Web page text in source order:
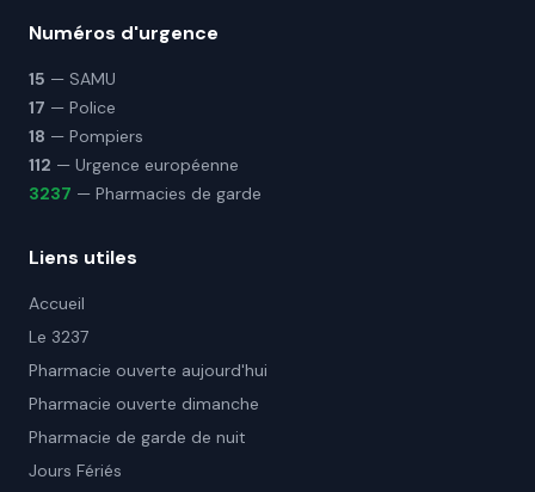
Numéros d'urgence
15 — SAMU
17 — Police
18 — Pompiers
112 — Urgence européenne
3237 — Pharmacies de garde
Liens utiles
Accueil
Le 3237
Pharmacie ouverte aujourd'hui
Pharmacie ouverte dimanche
Pharmacie de garde de nuit
Jours Fériés